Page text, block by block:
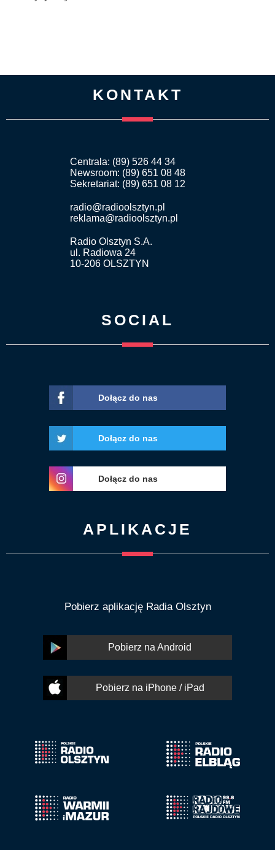
KONTAKT
Centrala: (89) 526 44 34
Newsroom: (89) 651 08 48
Sekretariat: (89) 651 08 12
radio@radioolsztyn.pl
reklama@radioolsztyn.pl
Radio Olsztyn S.A.
ul. Radiowa 24
10-206 OLSZTYN
SOCIAL
Dołącz do nas
Dołącz do nas
Dołącz do nas
APLIKACJE
Pobierz aplikację Radia Olsztyn
Pobierz na Android
Pobierz na iPhone / iPad